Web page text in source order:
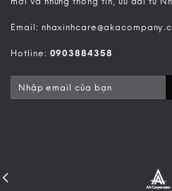
Email:
Hotline: 0903884358